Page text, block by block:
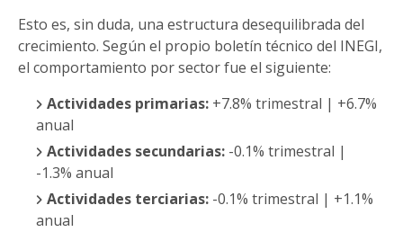
Esto es, sin duda, una estructura desequilibrada del
crecimiento. Según el propio boletín técnico del INEGI,
el comportamiento por sector fue el siguiente:
Actividades primarias: +7.8% trimestral | +6.7%
anual
Actividades secundarias: -0.1% trimestral |
-1.3% anual
Actividades terciarias: -0.1% trimestral | +1.1%
anual